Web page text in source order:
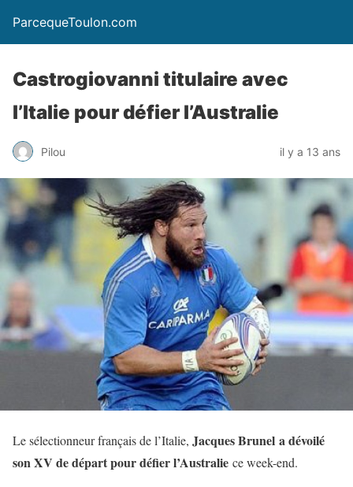
ParcequeToulon.com
Castrogiovanni titulaire avec
l’Italie pour défier l’Australie
Pilou il y a 13 ans
Le sélectionneur français de l’Italie, Jacques Brunel a dévoilé
son XV de départ pour défier l’Australie ce week-end.